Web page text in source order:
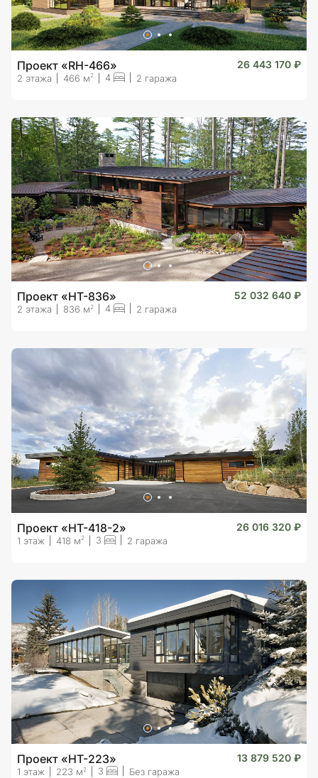
Проект «RH-466» 26 443 170 ₽
2 этажа 466 м2 4 2 гаража
Проект «HT-836» 52 032 640 ₽
2 этажа 836 м 2 4 2 гаража
Проект «HT-418-2» 26 016 320 ₽
1 этаж 418 м2 3 2 гаража
Проект «HT-223» 13 879 520 ₽
1 этаж 223 м 2 3 Без гаража